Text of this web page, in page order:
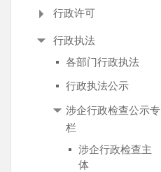
行政许可
行政执法
各部门行政执法
行政执法公示
涉企行政检查公示专
栏
涉企行政检查主
体